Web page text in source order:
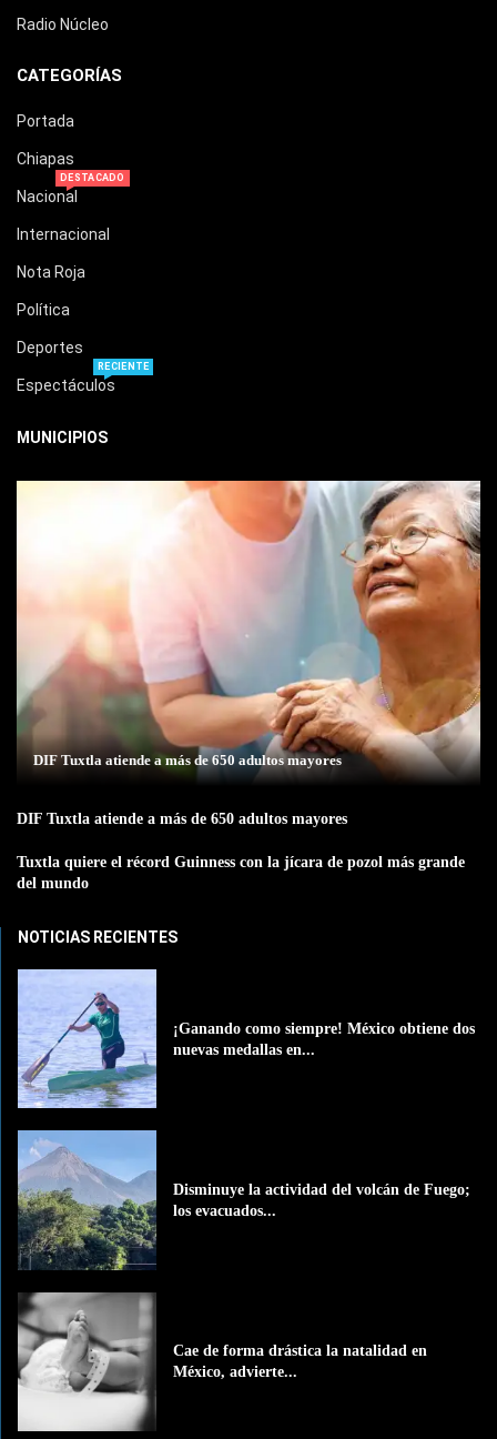
Radio Núcleo
CATEGORÍAS
Portada
Chiapas
Nacional
DESTACADO
Internacional
Nota Roja
Política
Deportes
Espectáculos
RECIENTE
MUNICIPIOS
DIF Tuxtla atiende a más de 650 adultos mayores
DIF Tuxtla atiende a más de 650 adultos mayores
Tuxtla quiere el récord Guinness con la jícara de pozol más grande
del mundo
NOTICIAS RECIENTES
¡Ganando como siempre! México obtiene dos
nuevas medallas en...
Disminuye la actividad del volcán de Fuego;
los evacuados...
Cae de forma drástica la natalidad en
México, advierte...